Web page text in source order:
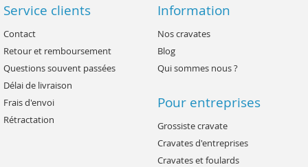
Service clients
Contact
Retour et remboursement
Questions souvent passées
Délai de livraison
Frais d'envoi
Rétractation
Information
Nos cravates
Blog
Qui sommes nous ?
Pour entreprises
Grossiste cravate
Cravates d'entreprises
Cravates et foulards